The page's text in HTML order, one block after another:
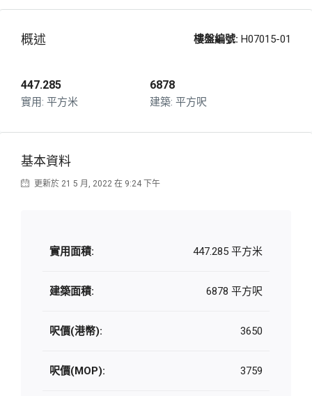
概述 樓盤編號: H07015-01
447.285
平方米
6878
平方呎
基本資料
更新於 21 5 月, 2022 在 9:24 下午
實用面積: 447.285 平方米
建築面積: 6878 平方呎
呎價(港幣): 3650
呎價(MOP): 3759